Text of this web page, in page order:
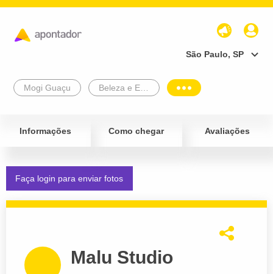
São Paulo, SP
Mogi Guaçu
Informações Como chegar Avaliações
Faça login para enviar fotos
Malu Studio